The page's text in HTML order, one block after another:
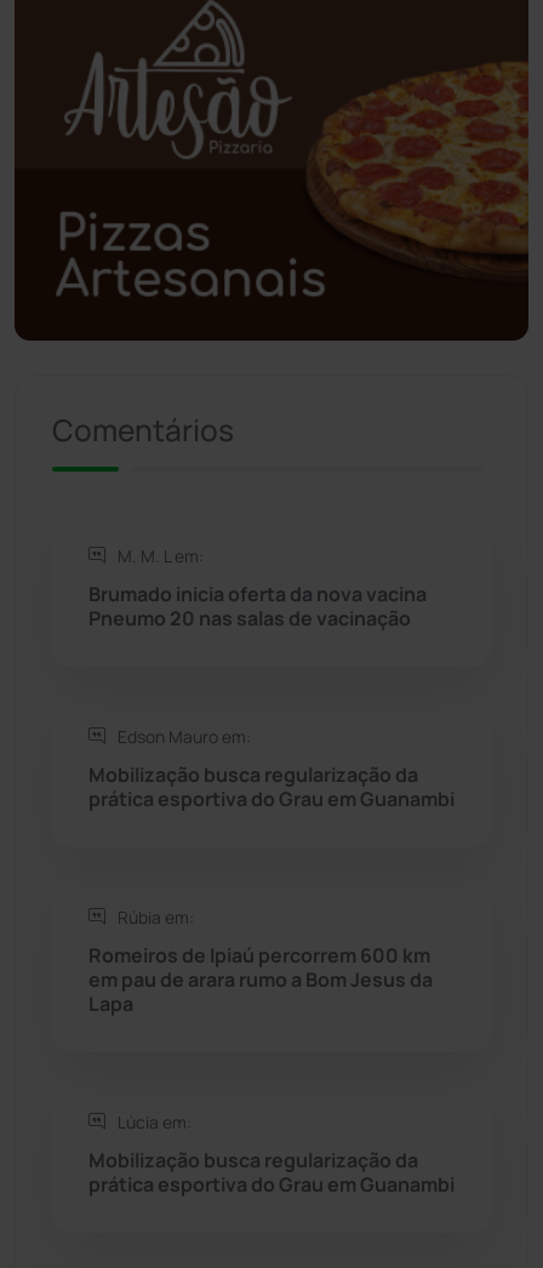
Poções (182)
Polícia Civil (58)
Polícia Militar (27)
Política (03)
Presidente Jânio Qu... (125)
Rio de Contas
Rio do Pires
Seabra
Sebastião Laranjeiras (96)
Tanhaçu
Comentários
M. M. L em:
Brumado inicia oferta da nova vacina
Pneumo 20 nas salas de vacinação
Edson Mauro em:
Mobilização busca regularização da
prática esportiva do Grau em Guanambi
Rúbia em:
Romeiros de Ipiaú percorrem 600 km
em pau de arara rumo a Bom Jesus da
Lapa
Lúcia em:
Mobilização busca regularização da
prática esportiva do Grau em Guanambi